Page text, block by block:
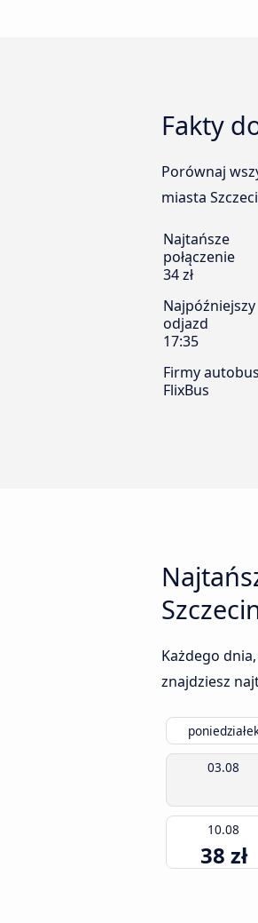
Fakty
Porównaj
miasta
Najtańsze
połączenie
34 zł
Najpóźniejszy
odjazd
17:35
Firmy
FlixBus
Każdego
znajdziesz
03.08
10.08
38 zł